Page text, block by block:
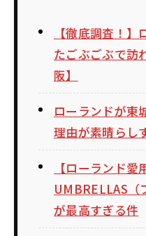
【徹底調査！
たごぶごぶで訪
阪】
ローランドが東
理由が素晴らし
【ローランド愛
UMBRELLAS（
が最高すぎる件